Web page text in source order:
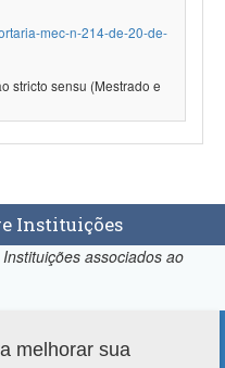
mec-n-214-de-20-de-
stricto sensu (Mestrado e
Instituições
associados ao
melhorar sua